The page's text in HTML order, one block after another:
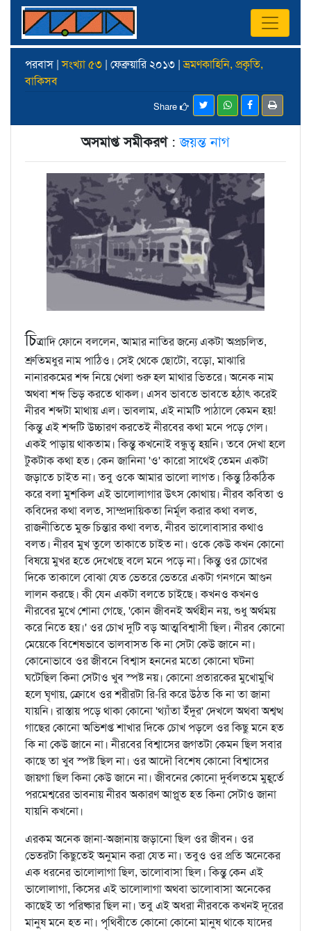
পরবাস |সংখ্যা ৫৩ | ফেব্রুয়ারি ২০১৩ |ভ্রমণকাহিনি, প্রকৃতি,
বাকিসব
Share
অসমাপ্ত সমীকরণ:জয়ন্ত নাগ
চিত্রাদি ফোনে বললেন, আমার নাতির জন্যে একটা অপ্রচলিত,
শ্রুতিমধুর নাম পাঠিও। সেই থেকে ছোটো, বড়ো, মাঝারি
নানারকমের শব্দ নিয়ে খেলা শুরু হল মাথার ভিতরে। অনেক নাম
অথবা শব্দ ভিড় করতে থাকল। এসব ভাবতে ভাবতে হঠাৎ করেই
নীরব শব্দটা মাথায় এল। ভাবলাম, এই নামটি পাঠালে কেমন হয়!
কিন্তু এই শব্দটি উচ্চারণ করতেই নীরবের কথা মনে পড়ে গেল।
একই পাড়ায় থাকতাম। কিন্তু কখনোই বন্ধুত্ব হয়নি। তবে দেখা হলে
টুকটাক কথা হত। কেন জানিনা 'ও' কারো সাথেই তেমন একটা
জড়াতে চাইত না। তবু ওকে আমার ভালো লাগত। কিন্তু ঠিকঠিক
করে বলা মুশকিল এই ভালোলাগার উৎস কোথায়। নীরব কবিতা ও
কবিদের কথা বলত, সাম্প্রদায়িকতা নির্মূল করার কথা বলত,
রাজনীতিতে মুক্ত চিন্তার কথা বলত, নীরব ভালোবাসার কথাও
বলত। নীরব মুখ তুলে তাকাতে চাইত না। ওকে কেউ কখন কোনো
বিষয়ে মুখর হতে দেখেছে বলে মনে পড়ে না। কিন্তু ওর চোখের
দিকে তাকালে বোঝা যেত ভেতরে ভেতরে একটা গনগনে আগুন
লালন করছে। কী যেন একটা বলতে চাইছে। কখনও কখনও
নীরবের মুখে শোনা গেছে, 'কোন জীবনই অর্থহীন নয়, শুধু অর্থময়
করে নিতে হয়।' ওর চোখ দুটি বড় আত্মবিশ্বাসী ছিল। নীরব কোনো
মেয়েকে বিশেষভাবে ভালবাসত কি না সেটা কেউ জানে না।
কোনোভাবে ওর জীবনে বিশ্বাস হননের মতো কোনো ঘটনা
ঘটেছিল কিনা সেটাও খুব স্পষ্ট নয়। কোনো প্রতারকের মুখোমুখি
হলে ঘৃণায়, ক্রোধে ওর শরীরটা রি-রি করে উঠত কি না তা জানা
যায়নি। রাস্তায় পড়ে থাকা কোনো 'থ্যাঁতা ইঁদুর' দেখলে অথবা অশ্বত্থ
গাছের কোনো অভিশপ্ত শাখার দিকে চোখ পড়লে ওর কিছু মনে হত
কি না কেউ জানে না। নীরবের বিশ্বাসের জগতটা কেমন ছিল সবার
কাছে তা খুব স্পষ্ট ছিল না। ওর আদৌ বিশেষ কোনো বিশ্বাসের
জায়গা ছিল কিনা কেউ জানে না। জীবনের কোনো দুর্বলতমে মুহূর্তে
পরমেশ্বরের ভাবনায় নীরব অকারণ আপ্লুত হত কিনা সেটাও জানা
যায়নি কখনো।
এরকম অনেক জানা-অজানায় জড়ানো ছিল ওর জীবন। ওর
ভেতরটা কিছুতেই অনুমান করা যেত না। তবুও ওর প্রতি অনেকের
এক ধরনের ভালোলাগা ছিল, ভালোবাসা ছিল। কিন্তু কেন এই
ভালোলাগা, কিসের এই ভালোলাগা অথবা ভালোবাসা অনেকের
কাছেই তা পরিষ্কার ছিল না। তবু এই অধরা নীরবকে কখনই দূরের
মানুষ মনে হত না। পৃথিবীতে কোনো কোনো মানুষ থাকে যাদের